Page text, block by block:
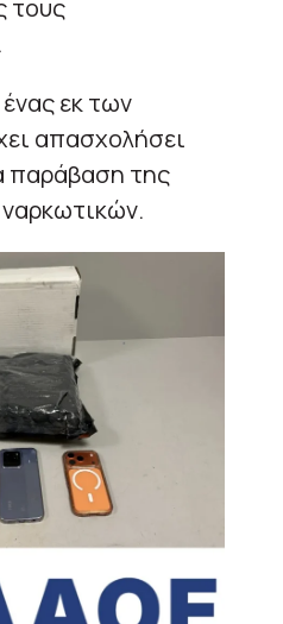
τους
εκ των
απασχολήσει
παράβαση της